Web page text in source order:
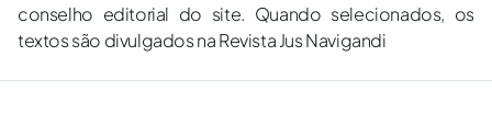
conselho editorial do site. Quando selecionados, os
textos são divulgados na Revista Jus Navigandi